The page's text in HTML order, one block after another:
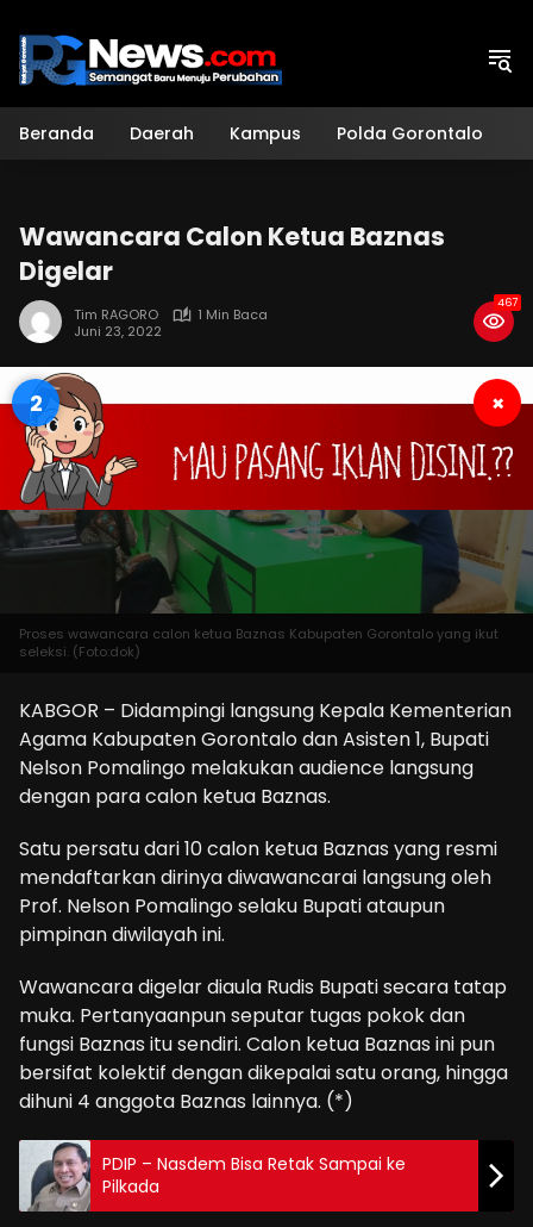
konten
Beranda Daerah Kampus Polda Gorontalo
Wawancara Calon Ketua Baznas
Digelar
Tim RAGORO
1 Min Baca
Juni 23, 2022
467
1 ×
Proses wawancara calon ketua Baznas Kabupaten Gorontalo yang ikut
seleksi. (Foto:dok)
KABGOR – Didampingi langsung Kepala Kementerian
Agama Kabupaten Gorontalo dan Asisten 1, Bupati
Nelson Pomalingo melakukan audience langsung
dengan para calon ketua Baznas.
Satu persatu dari 10 calon ketua Baznas yang resmi
mendaftarkan dirinya diwawancarai langsung oleh
Prof. Nelson Pomalingo selaku Bupati ataupun
pimpinan diwilayah ini.
Wawancara digelar diaula Rudis Bupati secara tatap
muka. Pertanyaanpun seputar tugas pokok dan
fungsi Baznas itu sendiri. Calon ketua Baznas ini pun
bersifat kolektif dengan dikepalai satu orang, hingga
dihuni 4 anggota Baznas lainnya. (*)
PDIP – Nasdem Bisa Retak Sampai ke
Pilkada